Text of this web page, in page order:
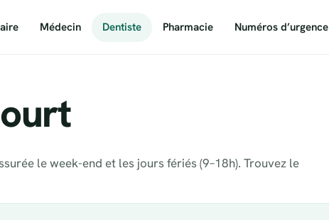
Médecin Dentiste Pharmacie Numéros d’urgence
le week-end et les jours fériés (9–18h). Trouvez le